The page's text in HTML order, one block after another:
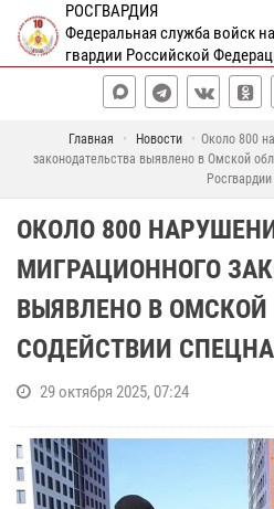
РОСГВАРДИЯ
Федеральная служба войск
гвардии Российской
Главная Новости
Около 800
законодательства выявлено в Омской
Росгвардии
ОКОЛО 800
МИГРАЦИОННОГО
ВЫЯВЛЕНО В
СОДЕЙСТВИИ
29 октября 2025, 07:24